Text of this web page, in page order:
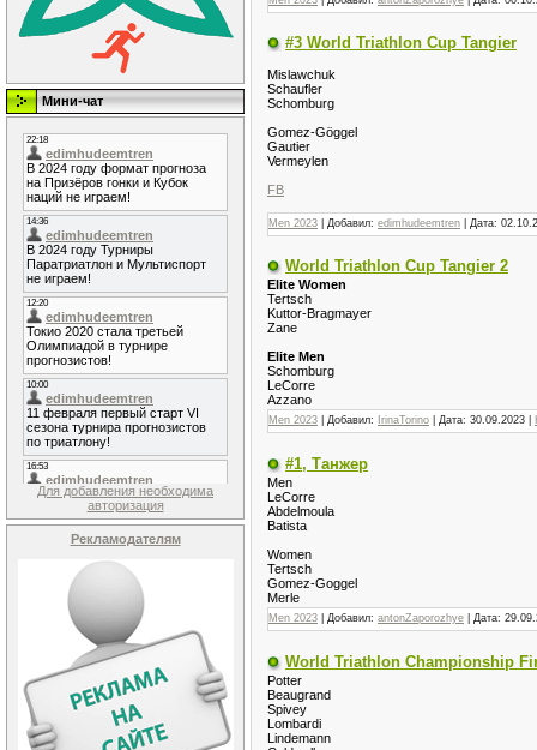
Мини-чат
Для добавления необходима
авторизация
Рекламодателям
#3 World Triathlon Cup Tangier
Mislawchuk
Schaufler
Schomburg
Gomez-Göggel
Gautier
Vermeylen
FB
Men 2023 | Добавил: edimhudeemtren | Дата:
World Triathlon Cup Tangier 2
Elite Women
Tertsch
Kuttor-Bragmayer
Zane
Elite Men
Schomburg
LeCorre
Azzano
Men 2023 | Добавил: IrinaTorino | Дата: 30.09.2023
#1, Танжер
Men
LeCorre
Abdelmoula
Batista
Women
Tertsch
Gomez-Goggel
Merle
Men 2023 | Добавил: antonZaporozhye | Дата:
World Triathlon Championship
Potter
Beaugrand
Spivey
Lombardi
Lindemann